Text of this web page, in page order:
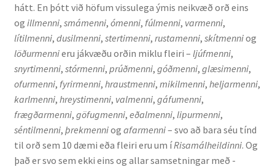
Söguleg setningafræði
Hljóð og hljóðkerfi
Staða íslenskunnar
Ritverk og erindi
Bækur
hátt. En þótt við höfum vissulega ýmis neikvæð orð eins
og illmenni, smámenni, ómenni, fúlmenni, varmenni,
lítilmenni, dusilmenni, stertimenni, rustamenni, skítmenniog
löðurmennieru jákvæðu orðin miklu fleiri – ljúfmenni,
snyrtimenni, stórmenni, prúðmenni, góðmenni, glæsimenni,
ofurmenni, fyrirmenni, hraustmenni, mikilmenni, heljarmenni,
karlmenni, hreystimenni, valmenni, gáfumenni,
frægðarmenni, göfugmenni, eðalmenni, lipurmenni,
séntilmenni, þrekmenniog afarmenni– svo að bara séu tínd
til orð sem 10 dæmi eða fleiri eru um íRisamálheildinni. Og
það er svo sem ekki eins og allar samsetningar með -